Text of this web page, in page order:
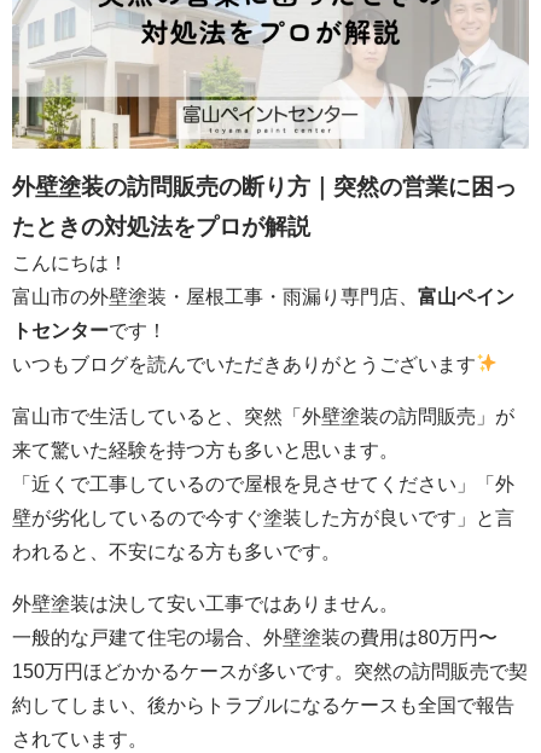
外壁塗装の訪問販売の断り方｜突然の営業に困っ
たときの対処法をプロが解説
こんにちは！
富山市の外壁塗装・屋根工事・雨漏り専門店、 富山ペイン
トセンターです！
いつもブログを読んでいただきありがとうございます
富山市で生活していると、突然「外壁塗装の訪問販売」が
来て驚いた経験を持つ方も多いと思います。
「近くで工事しているので屋根を見させてください」「外
壁が劣化しているので今すぐ塗装した方が良いです」と言
われると、不安になる方も多いです。
外壁塗装は決して安い工事ではありません。
一般的な戸建て住宅の場合、外壁塗装の費用は80万円〜
150万円ほどかかるケースが多いです。突然の訪問販売で契
約してしまい、後からトラブルになるケースも全国で報告
されています。